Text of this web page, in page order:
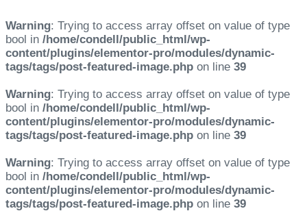
Warning: Trying to access array offset on value of type
bool in /home/condell/public_html/wp-
content/plugins/elementor-pro/modules/dynamic-
tags/tags/post-featured-image.php on line 39
Warning: Trying to access array offset on value of type
bool in /home/condell/public_html/wp-
content/plugins/elementor-pro/modules/dynamic-
tags/tags/post-featured-image.php on line 39
Warning: Trying to access array offset on value of type
bool in /home/condell/public_html/wp-
content/plugins/elementor-pro/modules/dynamic-
tags/tags/post-featured-image.php on line 39